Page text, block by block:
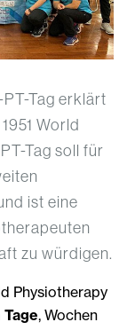
Tag erklärt
World
Tag soll für
ist eine
zu würdigen.
Physiotherapy
, Wochen